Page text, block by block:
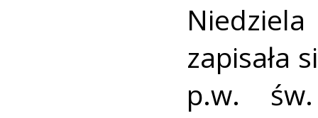
zapisała
p.w.